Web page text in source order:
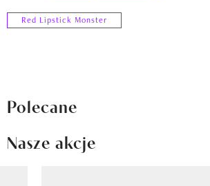
Red Lipstick Monster
Polecane
Nasze akcje